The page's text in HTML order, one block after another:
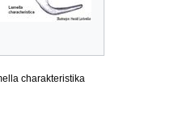
charakteristika